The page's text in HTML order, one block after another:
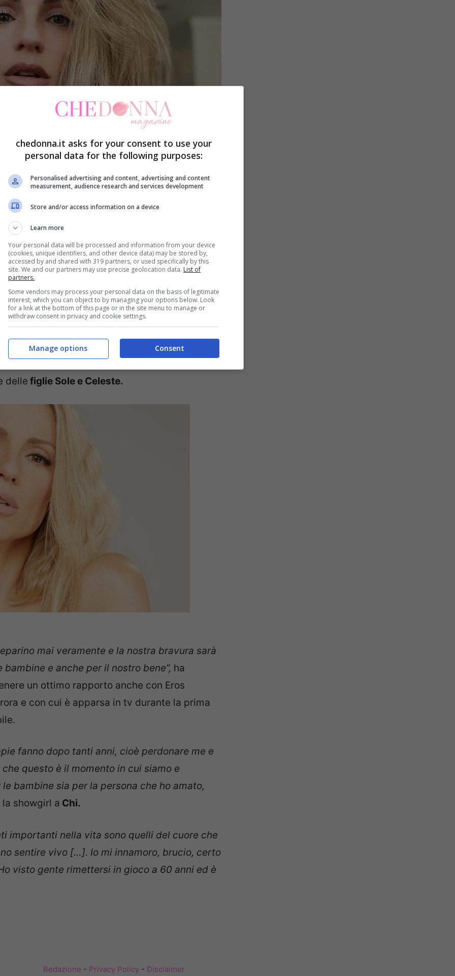
l’affetto e il rispetto ed oggi sono in ottimi
è recentemente concessa una vacanza alle
Trussardi: il nuovo rapporto
Trussardidopo la fine dell’amore che li
Dopo aver rotto il silenzio su Tomaso
dichiarazioni al
delle figlie Sole e Celeste.
mai veramente e la nostra bravura sarà
e anche per il nostro bene”, ha
un ottimo rapporto anche con Eros
e con cui è apparsa in tv durante la prima
fanno dopo tanti anni, cioè perdonare me e
questo è il momento in cui siamo e
bambine sia per la persona che ho amato,
showgirl a Chi.
importanti nella vita sono quelli del cuore che
sentire vivo […]. Io mi innamoro, brucio, certo
visto gente rimettersi in gioco a 60 anni ed è
Redazione - Privacy Policy- Disclaimer
chedonna.it asks for your consent to use your
personal data for the following purposes:
Personalised advertising and content, advertising and content
measurement, audience research and services development
Store and/or access information on a device
Learn more
Your personal data will be processed and information from your device
(cookies, unique identifiers, and other device data) may be stored by,
accessed by and shared with 319 partners, or used specifically by this
site. We and our partners may use precise geolocation data. List of
partners.
Some vendors may process your personal data on the basis of legitimate
interest, which you can object to by managing your options below. Look
for a link at the bottom of this page or in the site menu to manage or
withdraw consent in privacy and cookie settings.
Consent
Manage options